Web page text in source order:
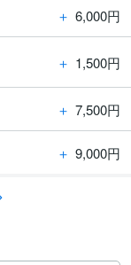
＋ 6,000円
＋ 1,500円
＋ 7,500円
＋ 9,000円